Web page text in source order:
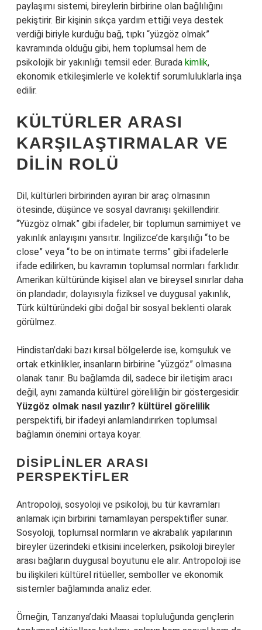
paylaşımı sistemi, bireylerin birbirine olan bağlılığını
pekiştirir. Bir kişinin sıkça yardım ettiği veya destek
verdiği biriyle kurduğu bağ, tıpkı “yüzgöz olmak”
kavramında olduğu gibi, hem toplumsal hem de
psikolojik bir yakınlığı temsil eder. Burada kimlik,
ekonomik etkileşimlerle ve kolektif sorumluluklarla inşa
edilir.
KÜLTÜRLER ARASI
KARŞILAŞTIRMALAR VE
DILIN ROLÜ
Dil, kültürleri birbirinden ayıran bir araç olmasının
ötesinde, düşünce ve sosyal davranışı şekillendirir.
“Yüzgöz olmak” gibi ifadeler, bir toplumun samimiyet ve
yakınlık anlayışını yansıtır. İngilizce’de karşılığı “to be
close” veya “to be on intimate terms” gibi ifadelerle
ifade edilirken, bu kavramın toplumsal normları farklıdır.
Amerikan kültüründe kişisel alan ve bireysel sınırlar daha
ön plandadır; dolayısıyla fiziksel ve duygusal yakınlık,
Türk kültüründeki gibi doğal bir sosyal beklenti olarak
görülmez.
Hindistan’daki bazı kırsal bölgelerde ise, komşuluk ve
ortak etkinlikler, insanların birbirine “yüzgöz” olmasına
olanak tanır. Bu bağlamda dil, sadece bir iletişim aracı
değil, aynı zamanda kültürel göreliliğin bir göstergesidir.
Yüzgöz olmak nasıl yazılır? kültürel görelilik
perspektifi, bir ifadeyi anlamlandırırken toplumsal
bağlamın önemini ortaya koyar.
DISIPLINLER ARASI
PERSPEKTIFLER
Antropoloji, sosyoloji ve psikoloji, bu tür kavramları
anlamak için birbirini tamamlayan perspektifler sunar.
Sosyoloji, toplumsal normların ve akrabalık yapılarının
bireyler üzerindeki etkisini incelerken, psikoloji bireyler
arası bağların duygusal boyutunu ele alır. Antropoloji ise
bu ilişkileri kültürel ritüeller, semboller ve ekonomik
sistemler bağlamında analiz eder.
Örneğin, Tanzanya’daki Maasai topluluğunda gençlerin